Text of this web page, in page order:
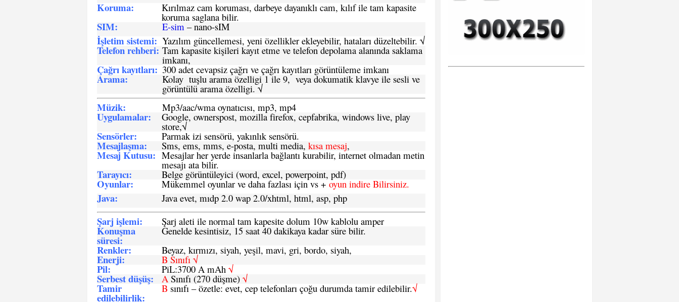
Koruma: Kırılmaz cam koruması, darbeye dayanıklı cam, kılıf ile tam kapasite
koruma saglana bilir.
SIM: E-sim – nano-sIM
İşletim sistemi: Yazılım güncellemesi, yeni özellikler ekleyebilir, hataları düzeltebilir. √
Telefon rehberi: Tam kapasite kişileri kayıt etme ve telefon depolama alanında saklama
imkanı,
Çağrı kayıtları: 300 adet cevapsiz çağrı ve çağrı kayıtları görüntüleme imkanı
Arama: Kolay tuşlu arama özelligi 1 ile 9, veya dokumatik klavye ile sesli ve
görüntülü arama özelligi. √
Müzik: Mp3/aac/wma oynatıcısı, mp3, mp4
Uygulamalar: Google, ownerspost, mozilla firefox, cepfabrika, windows live, play
store,√
Sensörler: Parmak izi sensörü, yakınlık sensörü.
Mesajlaşma: Sms, ems, mms, e-posta, multi media, kısa mesaj,
Mesaj Kutusu: Mesajlar her yerde insanlarla bağlantı kurabilir, internet olmadan metin
mesajı ata bilir.
Tarayıcı: Belge görüntüleyici (word, excel, powerpoint, pdf)
Oyunlar: Mükemmel oyunlar ve daha fazlası için vs +oyun indire Bilirsiniz.
Java: Java evet, mıdp 2.0 wap 2.0/xhtml, html, asp, php
Şarj işlemi: Şarj aleti ile normal tam kapesite dolum 10w kablolu amper
Konuşma
süresi:
Genelde kesintisiz, 15 saat 40 dakikaya kadar süre bilir.
Renkler: Beyaz, kırmızı, siyah, yeşil, mavi, gri, bordo, siyah,
Enerji: B Sınıfı √
Pil: PiL:3700 A mAh √
Serbest düşüş: ASınıfı (270 düşme) √
Tamir
edilebilirlik:
B sınıfı – özetle: evet, cep telefonları çoğu durumda tamir edilebilir.√